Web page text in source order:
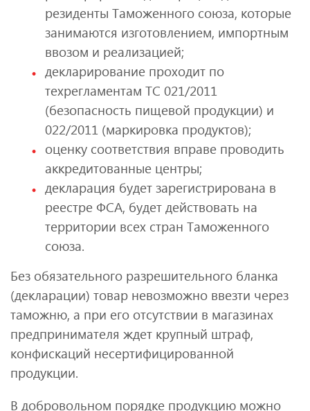
резиденты Таможенного союза, которые
занимаются изготовлением, импортным
ввозом и реализацией;
декларирование проходит по
техрегламентам ТС 021/2011
(безопасность пищевой продукции) и
022/2011 (маркировка продуктов);
оценку соответствия вправе проводить
аккредитованные центры;
декларация будет зарегистрирована в
реестре ФСА, будет действовать на
территории всех стран Таможенного
союза.
Без обязательного разрешительного бланка
(декларации) товар невозможно ввезти через
таможню, а при его отсутствии в магазинах
предпринимателя ждет крупный штраф,
конфискаций несертифицированной
продукции.
В добровольном порядке продукцию можно